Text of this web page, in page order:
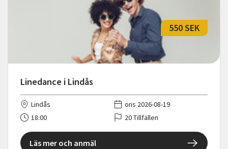
Linedance i Lindås
550 SEK
Lindås
ons 2026-08-19
18:00
20 Tillfällen
Läs mer och anmäl